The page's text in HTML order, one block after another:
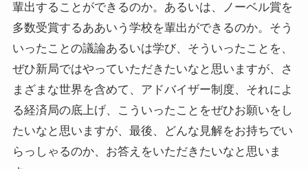
輩出することができるのか。あるいは、ノーベル賞を
多数受賞するああいう学校を輩出ができるのか。そう
いったことの議論あるいは学び、そういったことを、
ぜひ新局ではやっていただきたいなと思いますが、さ
まざまな世界を含めて、アドバイザー制度、それによ
る経済局の底上げ、こういったことをぜひお願いをし
たいなと思いますが、最後、どんな見解をお持ちでい
らっしゃるのか、お答えをいただきたいなと思いま